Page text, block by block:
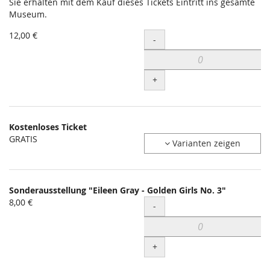
Museum.
12,00 €
Menge
-
+
Kostenloses Ticket
GRATIS
Varianten zeigen
Sonderausstellung "Eileen Gray - Golden Girls No. 3"
8,00 €
Menge
-
+